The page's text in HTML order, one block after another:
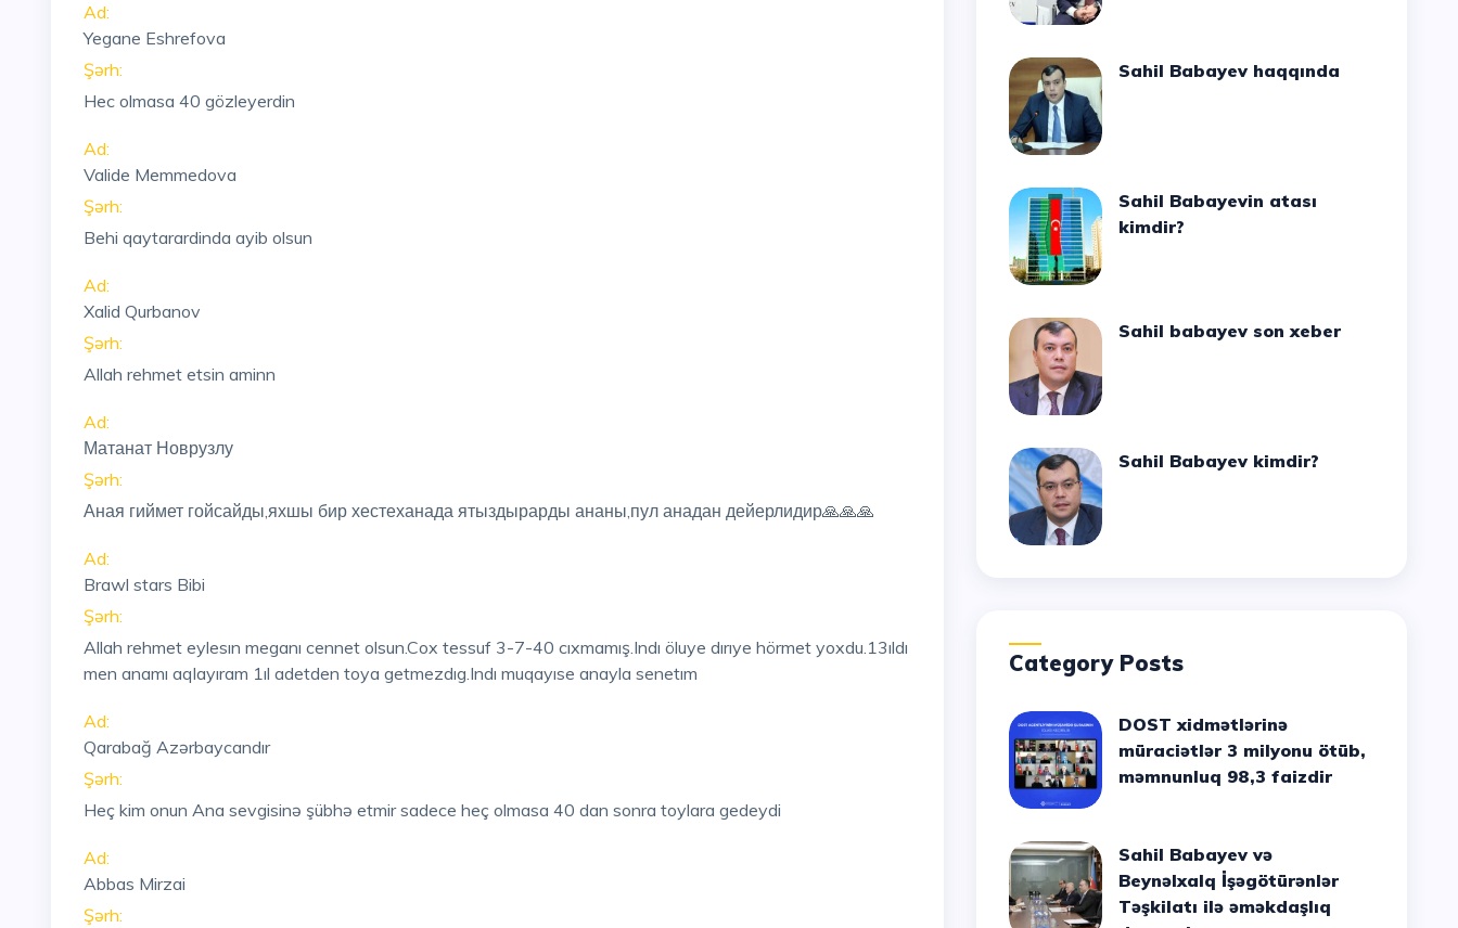
Ad:
Yegane Eshrefova
Şərh:
Hec olmasa 40 gözleyerdin
Ad:
Valide Memmedova
Şərh:
Behi qaytarardinda ayib olsun
Ad:
Xalid Qurbanov
Şərh:
Allah rehmet etsin aminn
Ad:
Матанат Новрузлу
Şərh:
Аная гиймет гойсайды,яхшы бир хестеханада ятыздырарды ананы,пул анадан дейерлидир🙏🙏🙏
Ad:
Brawl stars Bibi
Şərh:
Allah rehmet eylesın meganı cennet olsun.Cox tessuf 3-7-40 cıxmamış.Indı öluye dırıye hörmet yoxdu.13ıldı
men anamı aqlayıram 1ıl adetden toya getmezdıg.Indı muqayıse anayla senetım
Ad:
Qarabağ Azərbaycandır
Şərh:
Heç kim onun Ana sevgisinə şübhə etmir sadece heç olmasa 40 dan sonra toylara gedeydi
Ad:
Abbas Mirzai
Şərh:
Sahil Babayev haqqında
Sahil Babayevin atası
kimdir?
Sahil babayev son xeber
Sahil Babayev kimdir?
Category Posts
DOST xidmətlərinə
müraciətlər 3 milyonu ötüb,
məmnunluq 98,3 faizdir
Sahil Babayev və
Beynəlxalq İşəgötürənlər
Təşkilatı ilə əməkdaşlıq